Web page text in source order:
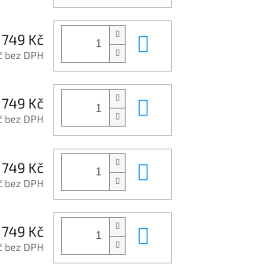
749 Kč
bez DPH
749 Kč
bez DPH
749 Kč
bez DPH
749 Kč
bez DPH